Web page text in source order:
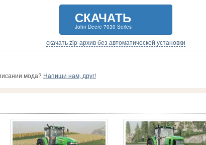
СКАЧАТЬ
John Deere 7030 Series
скачать zip-архив без автоматической установки
мода? Напиши нам, друг!